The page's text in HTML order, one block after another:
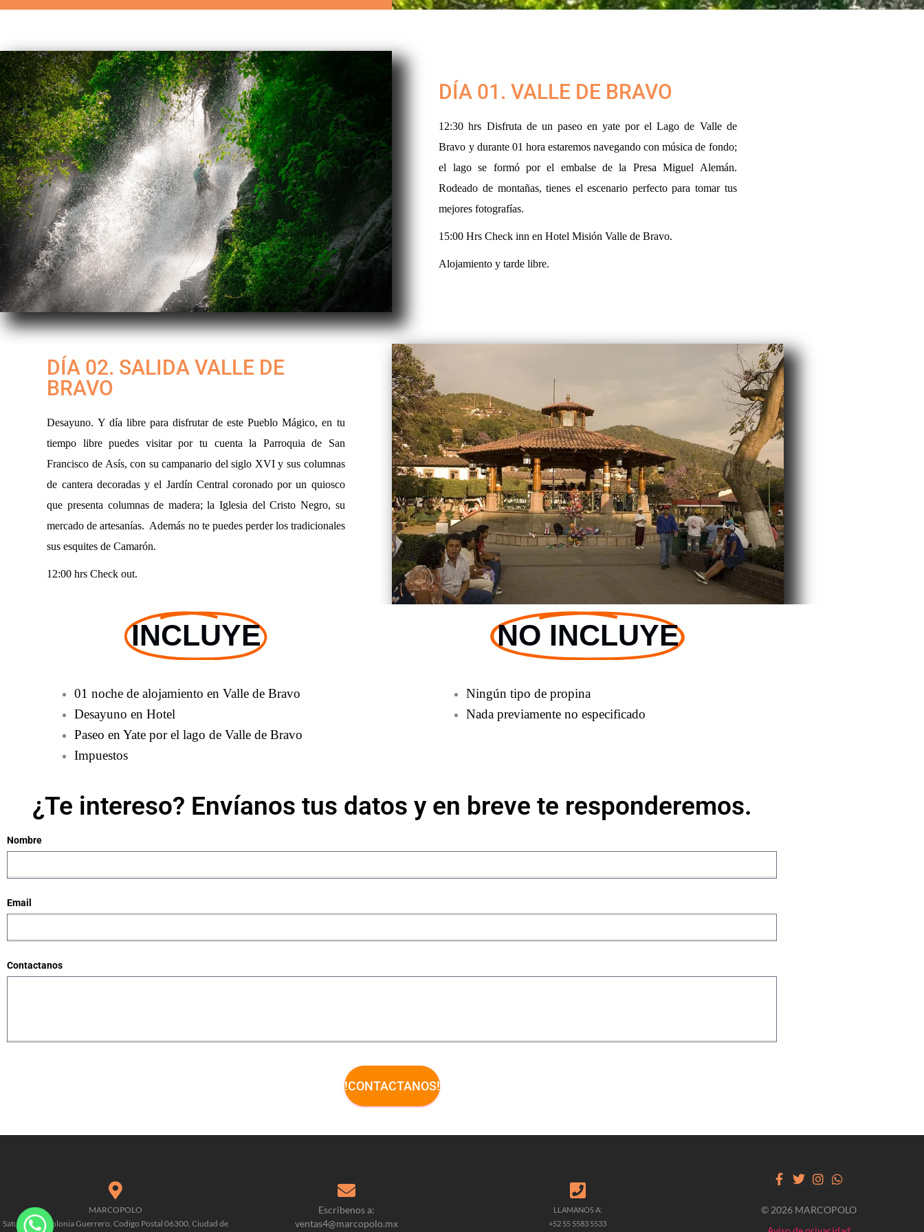
DÍA 01. VALLE DE BRAVO
12:30 hrs Disfruta de un paseo en yate por el Lago de Valle de
Bravo y durante 01 hora estaremos navegando con música de fondo;
el lago se formó por el embalse de la Presa Miguel Alemán.
Rodeado de montañas, tienes el escenario perfecto para tomar tus
mejores fotografías.
15:00 Hrs Check inn en Hotel Misión Valle de Bravo.
Alojamiento y tarde libre.
DÍA 02. SALIDA VALLE DE
BRAVO
Desayuno. Y día libre para disfrutar de este Pueblo Mágico, en tu
tiempo libre puedes visitar por tu cuenta la Parroquia de San
Francisco de Asís, con su campanario del siglo XVI y sus columnas
de cantera decoradas y el Jardín Central coronado por un quiosco
que presenta columnas de madera; la Iglesia del Cristo Negro, su
mercado de artesanías. Además no te puedes perder los tradicionales
sus esquites de Camarón.
12:00 hrs Check out.
INCLUYE NO INCLUYE
01 noche de alojamiento en Valle de Bravo
Desayuno en Hotel
Paseo en Yate por el lago de Valle de Bravo
Impuestos
Ningún tipo de propina
Nada previamente no especificado
¿Te intereso? Envíanos tus datos y en breve te responderemos.
Nombre
Email
Contactanos
!CONTACTANOS!
MARCOPOLO
Saturno 90, Colonia Guerrero, Codigo Postal 06300, Ciudad de
Escribenos a:
ventas4@marcopolo.mx
LLAMANOS A:
+52 55 5583 5533
© 2026 MARCOPOLO